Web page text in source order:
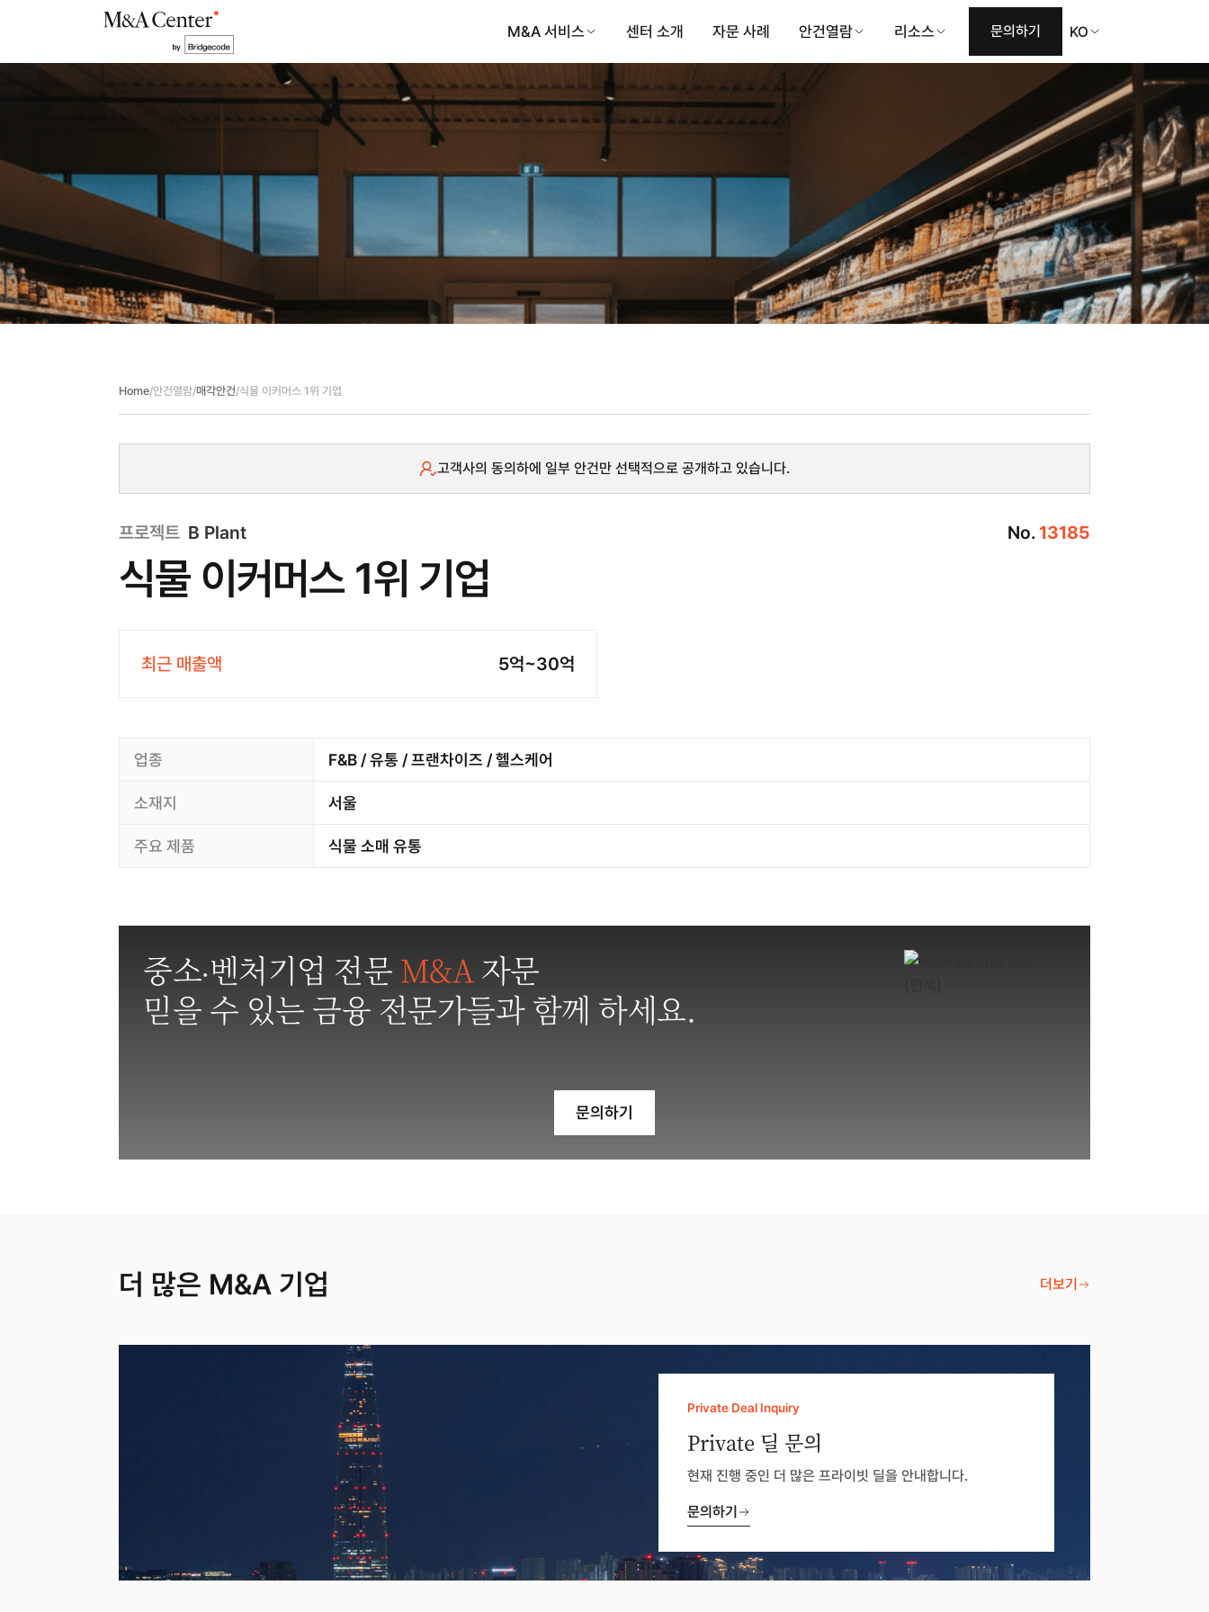
M&A 서비스 센터 소개 자문 사례 안건열람 리소스 문의하기 KO
Home/안건열람/매각안건/식물 이커머스 1위 기업
고객사의 동의하에 일부 안건만 선택적으로 공개하고 있습니다.
프로젝트 B Plant No. 13185
식물 이커머스 1위 기업
최근 매출액 5억~30억
업종 F&B / 유통 / 프랜차이즈 / 헬스케어
소재지 서울
주요 제품 식물 소매 유통
중소·벤처기업 전문 M&A자문
믿을 수 있는 금융 전문가들과 함께 하세요.
문의하기
더 많은 M&A 기업 더보기
Private Deal Inquiry
Private 딜 문의
현재 진행 중인 더 많은 프라이빗 딜을 안내합니다.
문의하기